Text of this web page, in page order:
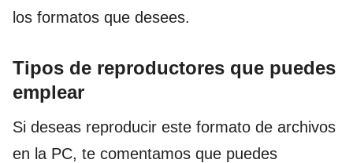
los formatos que desees.
Tipos de reproductores que puedes
emplear
Si deseas reproducir este formato de archivos
en la PC, te comentamos que puedes